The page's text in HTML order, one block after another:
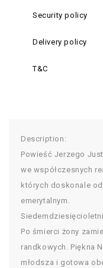
Security policy
Delivery policy
T&C
Description:
Powieść Jerzego
we współczesnych
których doskonale
emerytalnym.
Po śmierci żony
randkowych. Piękna
młodsza i gotowa